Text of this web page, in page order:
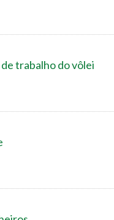
trabalho do vôlei